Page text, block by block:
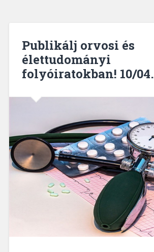
Publikálj orvosi és
élettudományi
folyóiratokban! 10/04.